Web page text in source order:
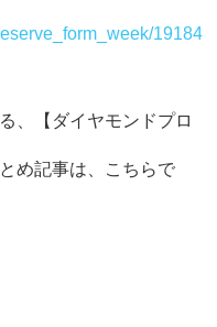
19184
、【ダイヤモンドプロ
め記事は、こちらで